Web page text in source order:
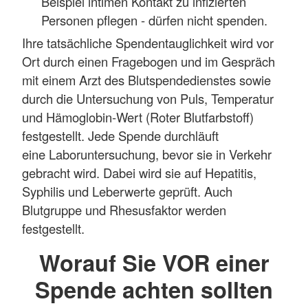
Personen pflegen - dürfen nicht spenden.
Ihre tatsächliche Spendentauglichkeit wird vor
Ort durch einen Fragebogen und im Gespräch
mit einem Arzt des Blutspendedienstes sowie
durch die Untersuchung von Puls, Temperatur
und Hämoglobin-Wert (Roter Blutfarbstoff)
festgestellt. Jede Spende durchläuft
eine Laboruntersuchung, bevor sie in Verkehr
gebracht wird. Dabei wird sie auf Hepatitis,
Syphilis und Leberwerte geprüft. Auch
Blutgruppe und Rhesusfaktor werden
festgestellt.
Worauf Sie VOR einer
Spende achten sollten